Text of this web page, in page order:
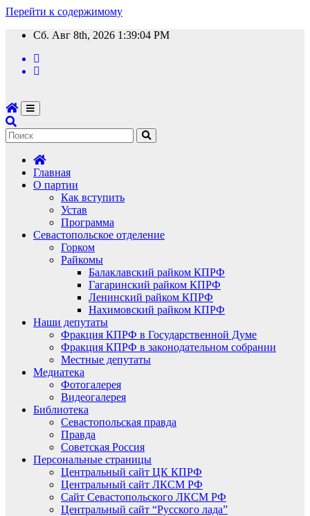
Перейти к содержимому
Сб. Авг 8th, 2026 1:39:04 PM
Главная
О партии
Как вступить
Устав
Программа
Севастопольское отделение
Горком
Райкомы
Балаклавский райком КПРФ
Гагаринский райком КПРФ
Ленинский райком КПРФ
Нахимовский райком КПРФ
Наши депутаты
Фракция КПРФ в Государственной Думе
Фракция КПРФ в законодательном собрании
Местные депутаты
Медиатека
Фотогалерея
Видеогалерея
Библиотека
Севастопольская правда
Правда
Советская Россия
Персональные страницы
Центральный сайт ЦК КПРФ
Центральный сайт ЛКСМ РФ
Сайт Севастопольского ЛКСМ РФ
Центральный сайт “Русского лада”